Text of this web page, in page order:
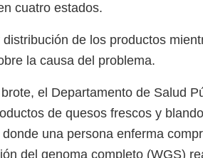
cuatro estados.
de los productos
la causa del problema.
el Departamento de Salud
de quesos frescos y
una persona enferma
del genoma completo (WGS)